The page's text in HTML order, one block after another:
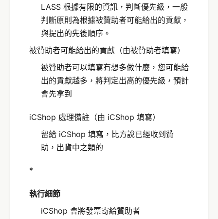
LASS 根據有限的資訊，判斷優先級，一般
判斷原則為根據被贊助者可能給出的貢獻，
與提出的先後順序。
被贊助者可能給出的貢獻（由被贊助者填寫）
被贊助者可以填寫有想多做什麼，您可能給
出的貢獻越多，將判定出高的優先級，預計
會先拿到
iCShop 處理備註（由 iCShop 填寫）
留給 iCShop 填寫，比方說已經收到贊
助，出貨中之類的
*
執行細節
iCShop 會將發票寄給贊助者